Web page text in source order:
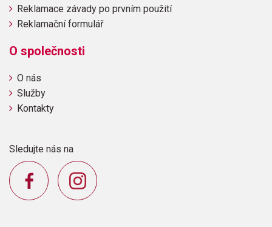
Reklamace závady po prvním použití
Reklamační formulář
O společnosti
O nás
Služby
Kontakty
Sledujte nás na